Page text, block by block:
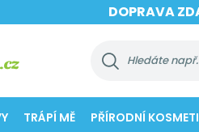
DOPRAVA
TRÁPÍ MĚ PŘÍRODNÍ